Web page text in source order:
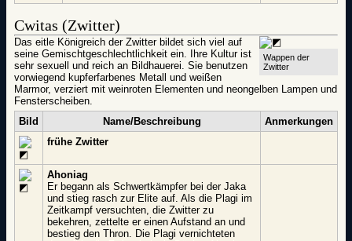
Cwitas (Zwitter)
Wappen der
Zwitter
Das eitle Königreich der Zwitter bildet sich viel auf
seine Gemischtgeschlechtlichkeit ein. Ihre Kultur ist
sehr sexuell und reich an Bildhauerei. Sie benutzen
vorwiegend kupferfarbenes Metall und weißen
Marmor, verziert mit weinroten Elementen und neongelben Lampen und
Fensterscheiben.
Bild
Name/Beschreibung
Anmerkungen
frühe Zwitter
Ahoniag
Er begann als Schwertkämpfer bei der Jaka
und stieg rasch zur Elite auf. Als die Plagi im
Zeitkampf versuchten, die Zwitter zu
bekehren, zettelte er einen Aufstand an und
bestieg den Thron. Die Plagi vernichteten